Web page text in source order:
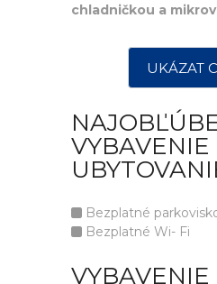
chladničkou a
UKÁZAT
VYBAVENIE
Bezplatné
Bezplatné Wi- Fi
VYBAVENIE